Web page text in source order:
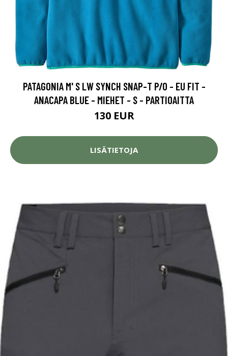
PATAGONIA M' S LW SYNCH SNAP-T P/O - EU FIT -
ANACAPA BLUE - MIEHET - S - PARTIOAITTA
130 EUR
LISÄTIETOJA